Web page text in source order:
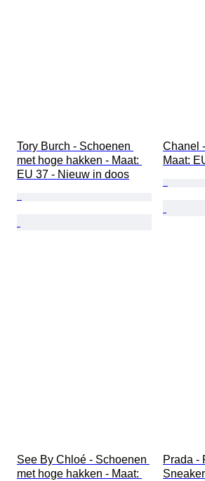
Tory Burch - Schoenen
met hoge hakken - Maat:
EU 37 - Nieuw in doos
Chanel
Maat:
See By Chloé - Schoenen
met hoge hakken - Maat:
Prada -